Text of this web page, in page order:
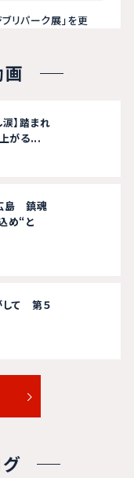
リパーク展」を更
行こう！」を更新。
波トンネル周辺」を
を更新。
サート２０２６」開
き活動ポイント事
画
】踏まれ
がる...
島 鎮魂
め“と
して 第５